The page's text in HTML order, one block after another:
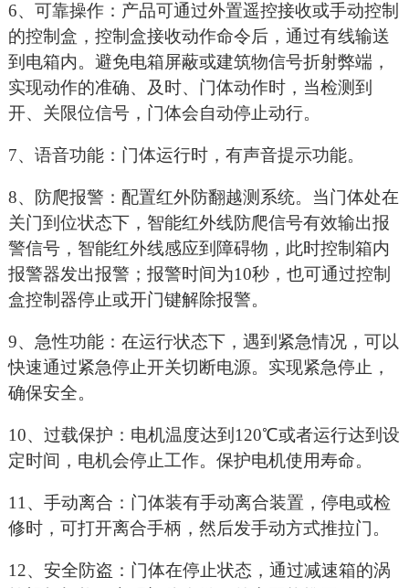
6、可靠操作：产品可通过外置遥控接收或手动控制
的控制盒，控制盒接收动作命令后，通过有线输送
到电箱内。避免电箱屏蔽或建筑物信号折射弊端，
实现动作的准确、及时、门体动作时，当检测到
开、关限位信号，门体会自动停止动行。
7、语音功能：门体运行时，有声音提示功能。
8、防爬报警：配置红外防翻越测系统。当门体处在
关门到位状态下，智能红外线防爬信号有效输出报
警信号，智能红外线感应到障碍物，此时控制箱内
报警器发出报警；报警时间为10秒，也可通过控制
盒控制器停止或开门键解除报警。
9、急性功能：在运行状态下，遇到紧急情况，可以
快速通过紧急停止开关切断电源。实现紧急停止，
确保安全。
10、过载保护：电机温度达到120℃或者运行达到设
定时间，电机会停止工作。保护电机使用寿命。
11、手动离合：门体装有手动离合装置，停电或检
修时，可打开离合手柄，然后发手动方式推拉门。
12、安全防盗：门体在停止状态，通过减速箱的涡